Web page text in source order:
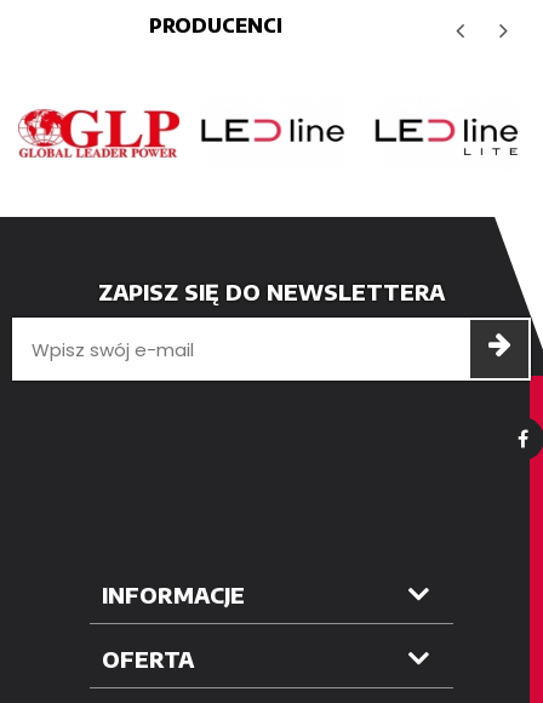
PRODUCENCI
ZAPISZ SIĘ DO NEWSLETTERA
INFORMACJE
OFERTA